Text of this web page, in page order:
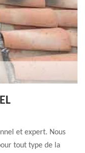
et expert. Nous
tout type de la